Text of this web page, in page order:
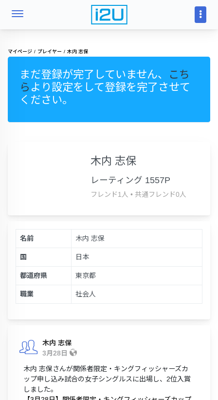
マイページ プレイヤー 木内 志保
まだ登録が完了していません、
こち
ら より設定をして登録を完了させて
ください。
木内 志保
レーティング 1557P
フレンド1人 • 共通フレンド0人
名前 木内 志保
国 日本
都道府県 東京都
職業 社会人
木内 志保
3月28日
木内 志保さんが関係者限定・キングフィッシャーズカ
ップ申し込み試合の女子シングルスに出場し、2位入賞
しました。